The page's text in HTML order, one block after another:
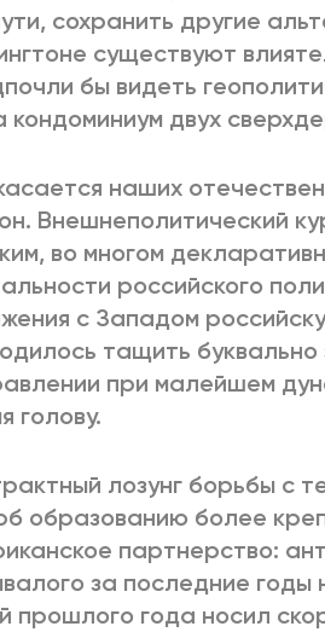
сохранить другие
существуют
бы видеть
кондоминиум двух
наших
Внешнеполитический
во многом
российского
с Западом
тащить
при малейшем
голову.
лозунг борьбы с
образованию более
партнерство:
за последние
прошлого года носил